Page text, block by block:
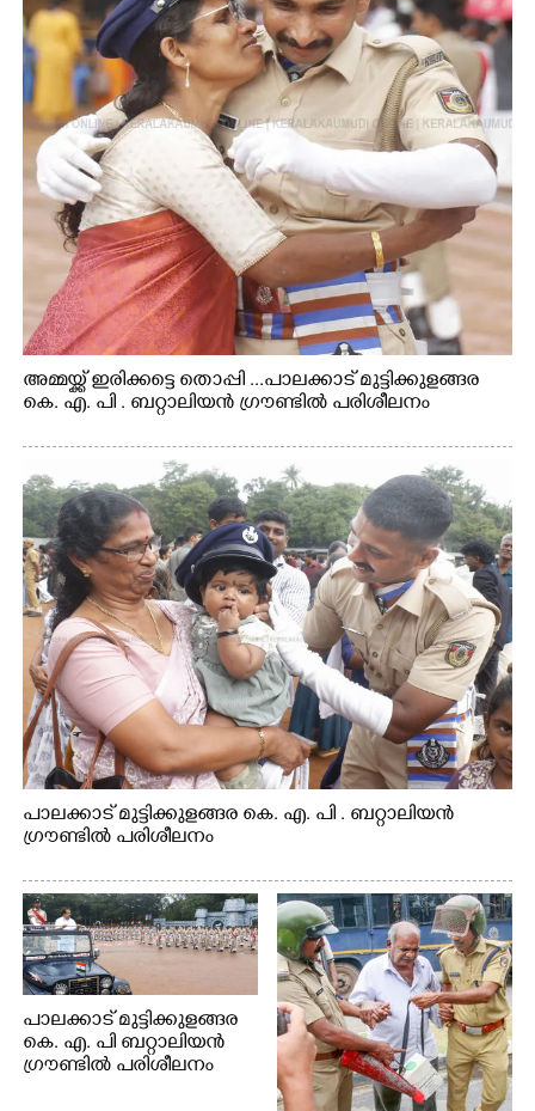
അമ്മയ്ക്ക് ഇരിക്കട്ടെ തൊപ്പി ...പാലക്കാട് മുട്ടിക്കുളങ്ങര
കെ. എ. പി . ബറ്റാലിയൻ ഗ്രൗണ്ടിൽ പരിശീലനം
പാലക്കാട് മുട്ടിക്കുളങ്ങര കെ. എ. പി . ബറ്റാലിയൻ
ഗ്രൗണ്ടിൽ പരിശീലനം
പാലക്കാട് മുട്ടിക്കുളങ്ങര
കെ. എ. പി ബറ്റാലിയൻ
ഗ്രൗണ്ടിൽ പരിശീലനം